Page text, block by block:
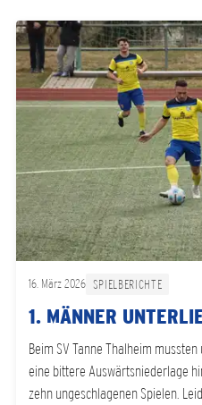
16. März 2026 SPIELBERICHTE
1. MÄNNER
Beim SV Tanne Thalheim
eine bittere Auswärtsniederlage
zehn ungeschlagenen Spielen.